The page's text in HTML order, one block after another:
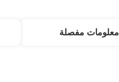
معلومات مفصلة